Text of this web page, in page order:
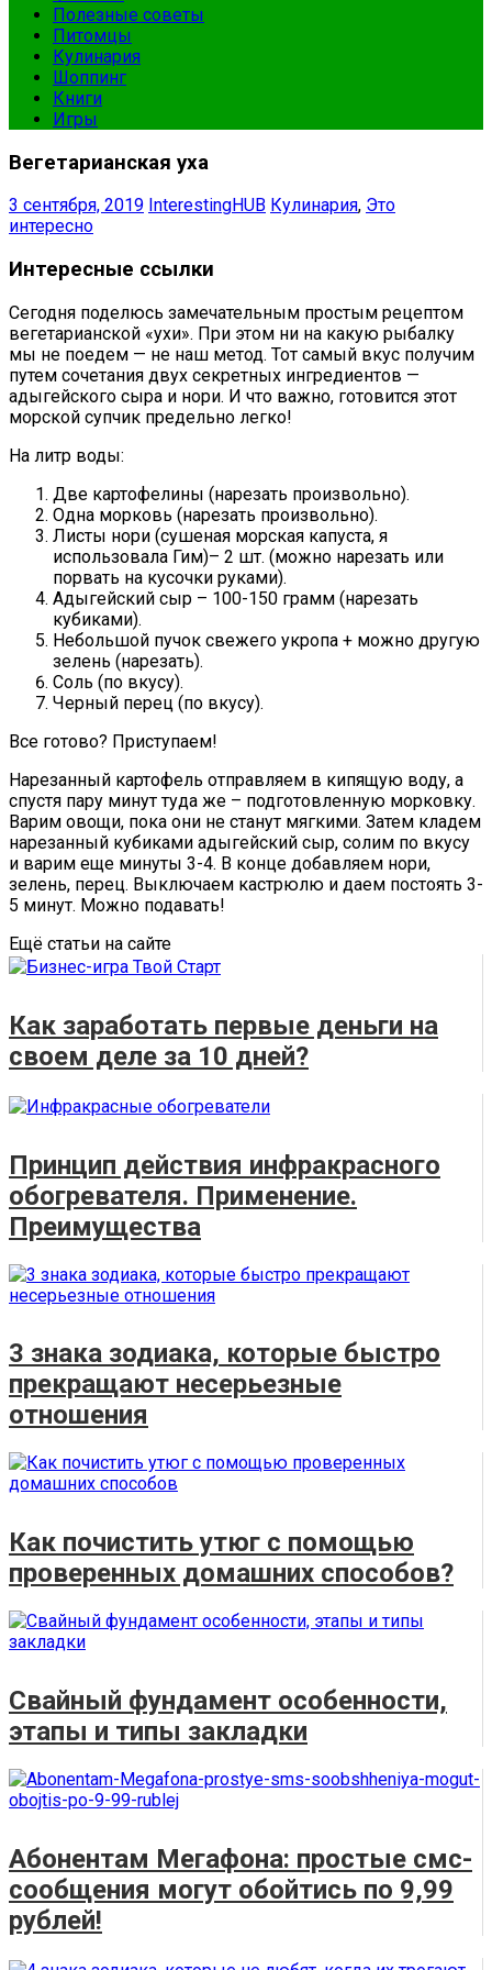
Полезные советы
Питомцы
Кулинария
Шоппинг
Книги
Игры
Вегетарианская уха
3 сентября, 2019 InterestingHUB Кулинария, Это
интересно
Интересные ссылки
Сегодня поделюсь замечательным простым рецептом
вегетарианской «ухи». При этом ни на какую рыбалку
мы не поедем — не наш метод. Тот самый вкус получим
путем сочетания двух секретных ингредиентов —
адыгейского сыра и нори. И что важно, готовится этот
морской супчик предельно легко!
На литр воды:
Две картофелины (нарезать произвольно).
Одна морковь (нарезать произвольно).
Листы нори (сушеная морская капуста, я
использовала Гим)– 2 шт. (можно нарезать или
порвать на кусочки руками).
Адыгейский сыр – 100-150 грамм (нарезать
кубиками).
Небольшой пучок свежего укропа + можно другую
зелень (нарезать).
Соль (по вкусу).
Черный перец (по вкусу).
Все готово? Приступаем!
Нарезанный картофель отправляем в кипящую воду, а
спустя пару минут туда же – подготовленную морковку.
Варим овощи, пока они не станут мягкими. Затем кладем
нарезанный кубиками адыгейский сыр, солим по вкусу
и варим еще минуты 3-4. В конце добавляем нори,
зелень, перец. Выключаем кастрюлю и даем постоять 3-
5 минут. Можно подавать!
Ещё статьи на сайте
Как заработать первые деньги на
своем деле за 10 дней?
Принцип действия инфракрасного
обогревателя. Применение.
Преимущества
3 знака зодиака, которые быстро
прекращают несерьезные
отношения
Как почистить утюг с помощью
проверенных домашних способов?
Свайный фундамент особенности,
этапы и типы закладки
Абонентам Мегафона: простые смс-
сообщения могут обойтись по 9,99
рублей!